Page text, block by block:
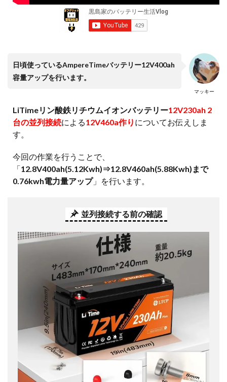
マッキー
日頃使っているAmpereTimeバッテリー12V400ah
容量アップを行います。
LiTimeリン酸鉄リチウムイオンバッテリー12V230ah 2
台の並列接続による12V460a作り についてお伝えしま
す。
今回の作業を行うことで、
「12.8V400ah(5.12Kwh)⇒12.8V460ah(5.88Kwh)まで
0.76kwh電力量アップ」を行います。
並列接続する前の確認